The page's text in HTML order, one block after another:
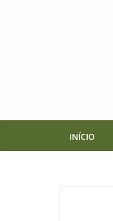
INÍCIO